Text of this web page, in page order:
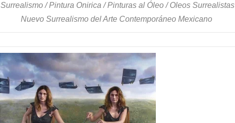
Surrealismo / Pintura Onirica / Pinturas al Óleo / Oleos Surrealistas
Nuevo Surrealismo del Arte Contemporáneo Mexicano